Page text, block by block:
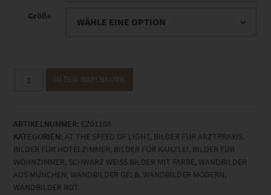
Größe
München
the
Speed
of
Light
Menge
IN DEN WARENKORB
ARTIKELNUMMER: EZ01108
KATEGORIEN: AT THE SPEED OF LIGHT, BILDER FÜR ARZTPRAXIS,
BILDER FÜR HOTELZIMMER, BILDER FÜR KANZLEI, BILDER FÜR
WOHNZIMMER, SCHWARZ WEISS BILDER MIT FARBE , WANDBILDER
AUS MÜNCHEN, WANDBILDER GELB, WANDBILDER MODERN,
WANDBILDER ROT